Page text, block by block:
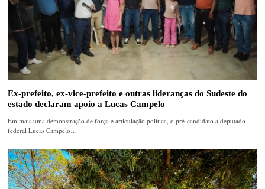
Ex-prefeito, ex-vice-prefeito e outras lideranças do Sudeste do
estado declaram apoio a Lucas Campelo
Em mais uma demonstração de força e articulação política, o pré-candidato a deputado
federal Lucas Campelo…